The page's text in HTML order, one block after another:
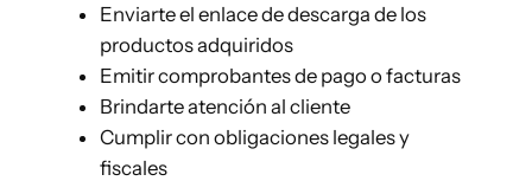
Enviarte el enlace de descarga de los
productos adquiridos
Emitir comprobantes de pago o facturas
Brindarte atención al cliente
Cumplir con obligaciones legales y
fiscales